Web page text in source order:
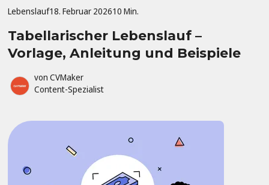
Tabellarischer Lebenslauf –
Vorlage, Anleitung und Beispiele
Lebenslauf18. Februar 202610 Min.
von CVMaker
Content-Spezialist